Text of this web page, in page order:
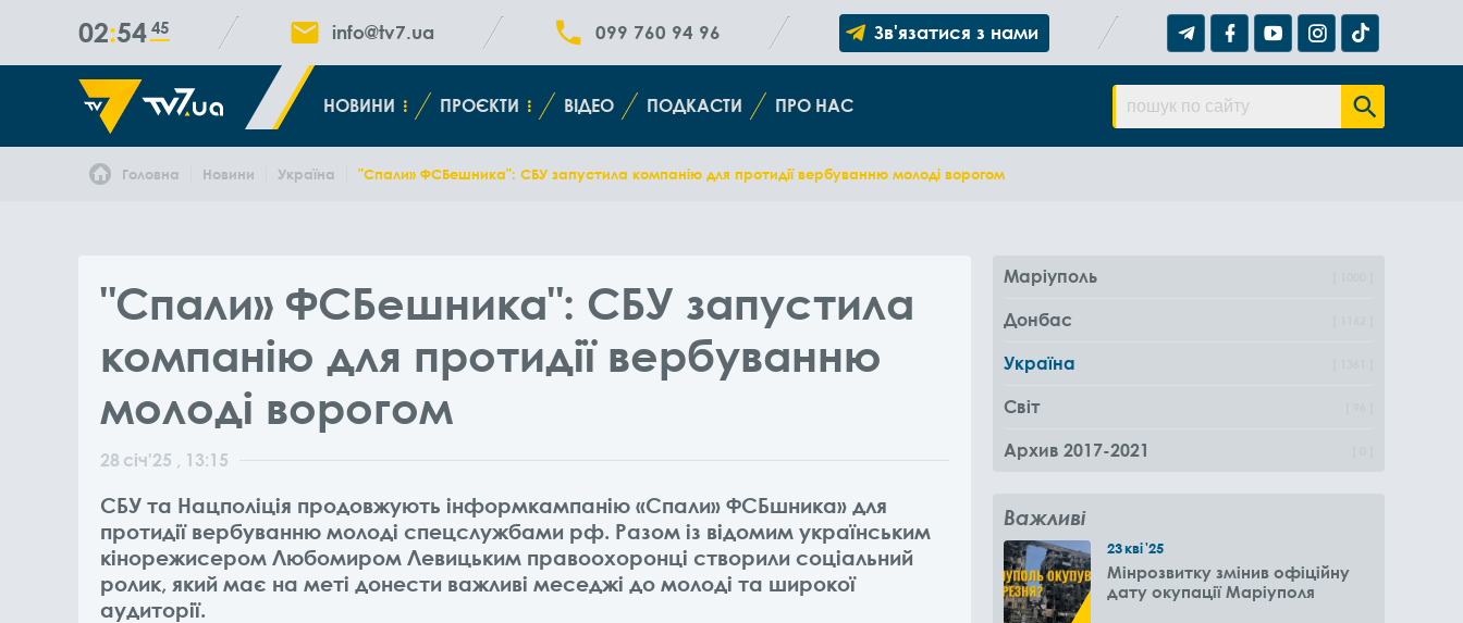
02 54 45 info@tv7.ua 099 760 94 96 Зв'язатися з нами
НОВИНИ ПРОЄКТИ ВІДЕО ПОДКАСТИ ПРО НАС
Головна Новини Україна "Спали» ФСБешника": СБУ запустила компанію для протидії вербуванню молоді ворогом
"Спали» ФСБешника": СБУ запустила
компанію для протидії вербуванню
молоді ворогом
28 січ'25 , 13:15
СБУ та Нацполіція продовжують інформкампанію «Спали» ФСБшника» для
протидії вербуванню молоді спецслужбами рф. Разом із відомим українським
кінорежисером Любомиром Левицьким правоохоронці створили соціальний
ролик, який має на меті донести важливі меседжі до молоді та широкої
аудиторії.
Маріуполь
Донбас
Україна
Світ
Архив 2017-2021
Важливі
23кві'25
Мінрозвитку змінив офіційну
дату окупації Маріуполя